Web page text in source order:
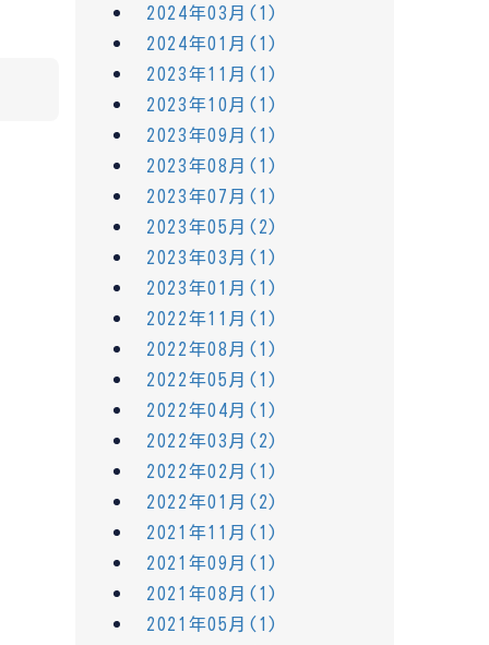
2024年03月(1)
2024年01月(1)
2023年11月(1)
2023年10月(1)
2023年09月(1)
2023年08月(1)
2023年07月(1)
2023年05月(2)
2023年03月(1)
2023年01月(1)
2022年11月(1)
2022年08月(1)
2022年05月(1)
2022年04月(1)
2022年03月(2)
2022年02月(1)
2022年01月(2)
2021年11月(1)
2021年09月(1)
2021年08月(1)
2021年05月(1)